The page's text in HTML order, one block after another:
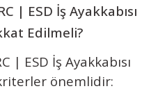
| ESD İş Ayakkabısı
Edilmeli?
| ESD İş Ayakkabısı
önemlidir: